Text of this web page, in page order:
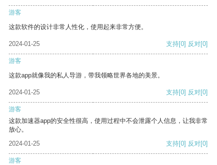
游客
这款软件的设计非常人性化，使用起来非常方便。
2024-01-25 支持[0] 反对[0]
游客
这款app就像我的私人导游，带我领略世界各地的美景。
2024-01-25 支持[0] 反对[0]
游客
这款加速器app的安全性很高，使用过程中不会泄露个人信息，让我非常
放心。
2024-01-25
支持[0] 反对[0]
游客